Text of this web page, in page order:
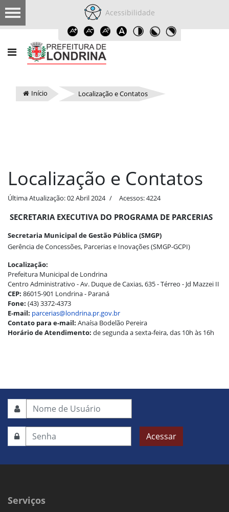
Acessibilidade
Início Localização e Contatos
Localização e Contatos
Última Atualização: 02 Abril 2024 Acessos: 4224
SECRETARIA EXECUTIVA DO PROGRAMA DE PARCERIAS
Secretaria Municipal de Gestão Pública (SMGP)
Gerência de Concessões, Parcerias e Inovações (SMGP-GCPI)
Localização:
Prefeitura Municipal de Londrina
Centro Administrativo - Av. Duque de Caxias, 635 - Térreo - Jd Mazzei II
CEP: 86015-901 Londrina - Paraná
Fone: (43) 3372-4373
E-mail: parcerias@londrina.pr.gov.br
Contato para e-mail: Anaísa Bodelão Pereira
Horário de Atendimento: de segunda a sexta-feira, das 10h às 16h
Acessar
Serviços